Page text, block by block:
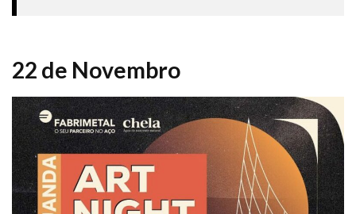
22 de Novembro